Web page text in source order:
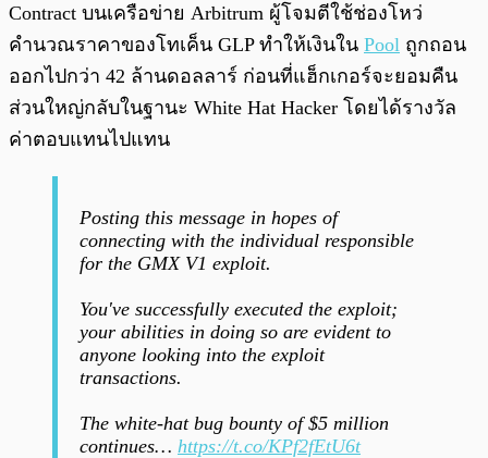
Contract บนเครือข่าย Arbitrum ผู้โจมตีใช้ช่องโหว่
คำนวณราคาของโทเค็น GLP ทำให้เงินใน Pool ถูกถอน
ออกไปกว่า 42 ล้านดอลลาร์ ก่อนที่แฮ็กเกอร์จะยอมคืน
ส่วนใหญ่กลับในฐานะ White Hat Hacker โดยได้รางวัล
ค่าตอบแทนไปแทน
Posting this message in hopes of
connecting with the individual responsible
for the GMX V1 exploit.
You've successfully executed the exploit;
your abilities in doing so are evident to
anyone looking into the exploit
transactions.
The white-hat bug bounty of $5 million
continues… https://t.co/KPf2fEtU6t